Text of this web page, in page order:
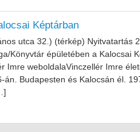
Képtárban
utca 32.) (térkép) Nyitvatartás
Könyvtár épületében a Kalocsai
Imre weboldalaVinczellér Imre
Budapesten és Kalocsán él.
a Kalocsai Képtárban